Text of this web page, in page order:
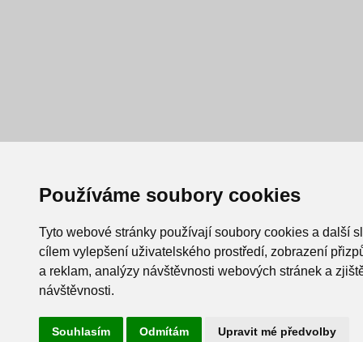
Používáme soubory cookies
Tyto webové stránky používají soubory cookies a další
cílem vylepšení uživatelského prostředí, zobrazení
a reklam, analýzy návštěvnosti webových stránek a
návštěvnosti.
Souhlasím Odmítám Upravit mé předvolby